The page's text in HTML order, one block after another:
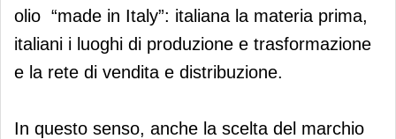
olio “made in Italy”: italiana la materia prima,
italiani i luoghi di produzione e trasformazione
e la rete di vendita e distribuzione.
In questo senso, anche la scelta del marchio